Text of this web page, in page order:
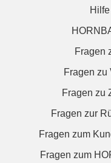
Fragen
Fragen zu
Fragen zu
Fragen zur
Fragen zum
Fragen zum